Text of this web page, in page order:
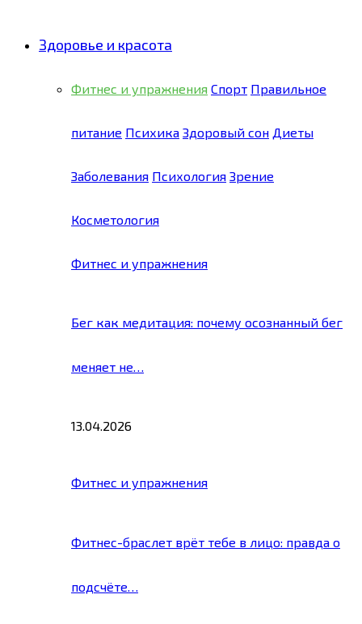
Здоровье и красота
Фитнес и упражнения Спорт Правильное
питание Психика Здоровый сон Диеты
Заболевания Психология Зрение
Косметология
Фитнес и упражнения
Бег как медитация: почему осознанный бег
меняет не…
13.04.2026
Фитнес и упражнения
Фитнес-браслет врёт тебе в лицо: правда о
подсчёте…